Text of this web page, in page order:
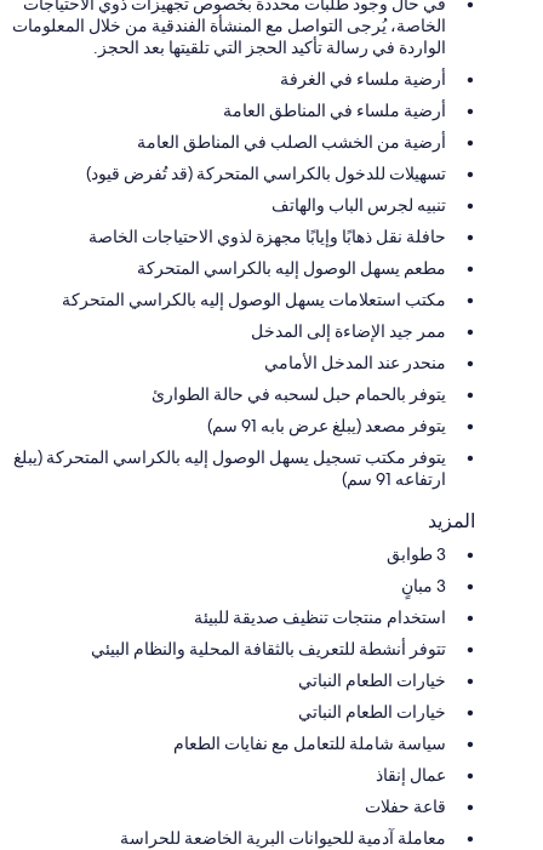
الخاصة، يُرجى التواصل مع المنشأة الفندقية من خلال المعلومات
الواردة في رسالة تأكيد الحجز التي تلقيتها بعد الحجز.
أرضية ملساء في الغرفة
أرضية ملساء في المناطق العامة
أرضية من الخشب الصلب في المناطق العامة
تسهيلات للدخول بالكراسي المتحركة (قد تُفرض قيود)
تنبيه لجرس الباب والهاتف
حافلة نقل ذهابًا وإيابًا مجهزة لذوي الاحتياجات الخاصة
مطعم يسهل الوصول إليه بالكراسي المتحركة
مكتب استعلامات يسهل الوصول إليه بالكراسي المتحركة
ممر جيد الإضاءة إلى المدخل
منحدر عند المدخل الأمامي
يتوفر بالحمام حبل لسحبه في حالة الطوارئ
يتوفر مصعد (يبلغ عرض بابه 91 سم)
يتوفر مكتب تسجيل يسهل الوصول إليه بالكراسي المتحركة (يبلغ
ارتفاعه 91 سم)
المزيد
3 طوابق
3 مبانٍ
استخدام منتجات تنظيف صديقة للبيئة
تتوفر أنشطة للتعريف بالثقافة المحلية والنظام البيئي
خيارات الطعام النباتي
خيارات الطعام النباتي
سياسة شاملة للتعامل مع نفايات الطعام
عمال إنقاذ
قاعة حفلات
معاملة آدمية للحيوانات البرية الخاضعة للحراسة